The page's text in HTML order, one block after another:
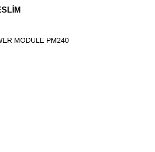
MODULE PM240